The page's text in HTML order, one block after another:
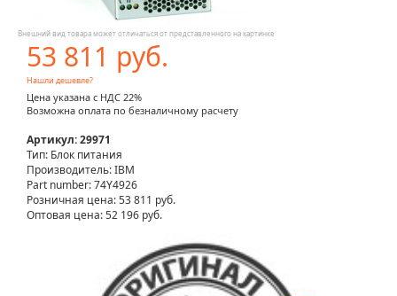
Внешний вид товара может отличаться от представленного на картинке
53 811 руб.
Нашли дешевле?
Цена указана с НДС 22%
Возможна оплата по безналичному расчету
Артикул: 29971
Тип: Блок питания
Производитель: IBM
Part number: 74Y4926
Розничная цена:53 811 руб.
Оптовая цена: 52 196 руб.